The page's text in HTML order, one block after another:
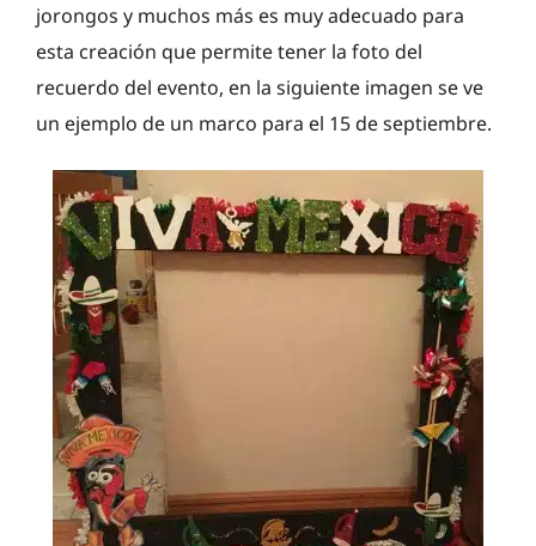
jorongos y muchos más es muy adecuado para
esta creación que permite tener la foto del
recuerdo del evento, en la siguiente imagen se ve
un ejemplo de un marco para el 15 de septiembre.